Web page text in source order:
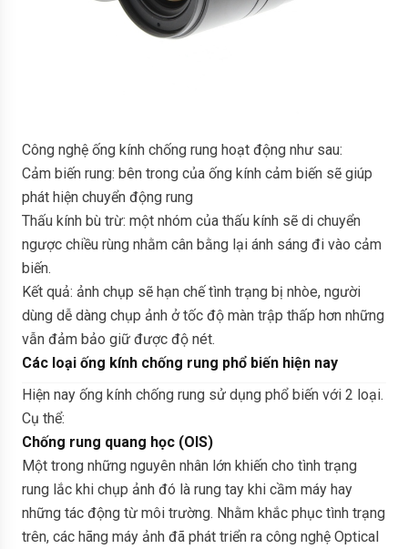
Công nghệ ống kính chống rung hoạt động như sau:
Cảm biến rung: bên trong của ống kính cảm biến sẽ giúp
phát hiện chuyển động rung
Thấu kính bù trừ: một nhóm của thấu kính sẽ di chuyển
ngược chiều rùng nhằm cân bằng lại ánh sáng đi vào cảm
biến.
Kết quả: ảnh chụp sẽ hạn chế tình trạng bị nhòe, người
dùng dễ dàng chụp ảnh ở tốc độ màn trập thấp hơn những
vẫn đảm bảo giữ được độ nét.
Các loại ống kính chống rung phổ biến hiện nay
Hiện nay ống kính chống rung sử dụng phổ biến với 2 loại.
Cụ thể:
Chống rung quang học (OIS)
Một trong những nguyên nhân lớn khiến cho tình trạng
rung lắc khi chụp ảnh đó là rung tay khi cầm máy hay
những tác động từ môi trường. Nhằm khắc phục tình trạng
trên, các hãng máy ảnh đã phát triển ra công nghệ Optical